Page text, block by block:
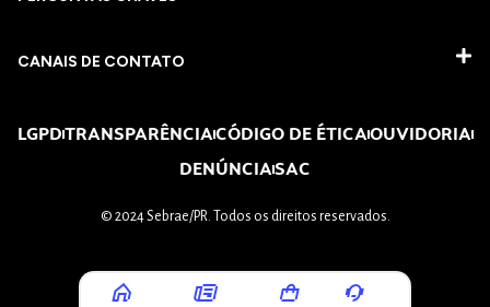
CANAIS DE CONTATO
LGPDTRANSPARÊNCIACÓDIGO DE ÉTICAOUVIDORIA
DENÚNCIASAC
© 2024 Sebrae/PR. Todos os direitos reservados.